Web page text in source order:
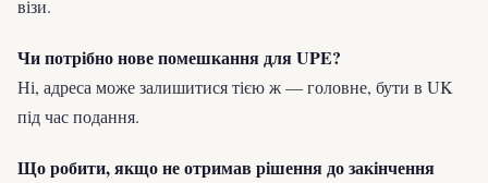
візи.
Чи потрібно нове помешкання для UPE?
Ні, адреса може залишитися тією ж — головне, бути в UK
під час подання.
Що робити, якщо не отримав рішення до закінчення